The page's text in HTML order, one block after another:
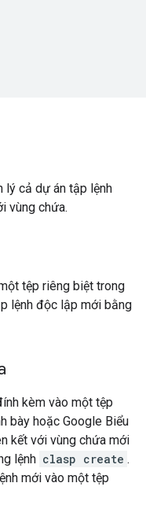
lý cả dự án tập lệnh
vùng chứa.
tệp riêng biệt trong
lệnh độc lập mới bằng
kèm vào một tệp
bày hoặc Google Biểu
kết với vùng chứa mới
lệnh clasp create .
mới vào một tệp